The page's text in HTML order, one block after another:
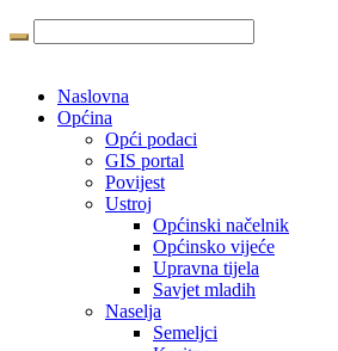
Naslovna
Općina
Opći podaci
GIS portal
Povijest
Ustroj
Općinski načelnik
Općinsko vijeće
Upravna tijela
Savjet mladih
Naselja
Semeljci